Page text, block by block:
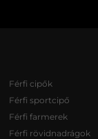
Férfi cipők
Férfi sportcipő
Férfi farmerek
Férfi rövidnadrágok